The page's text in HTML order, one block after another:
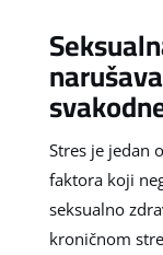
Stres je jedan
faktora koji
seksualno
kroničnom